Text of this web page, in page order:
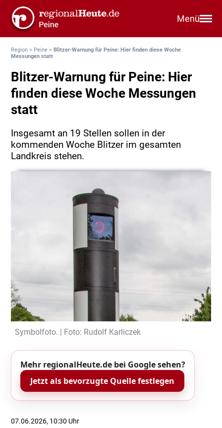
Menü
Region > Peine >Blitzer-Warnung für Peine: Hier finden diese Woche
Messungen statt
Blitzer-Warnung für Peine: Hier
finden diese Woche Messungen
statt
Insgesamt an 19 Stellen sollen in der
kommenden Woche Blitzer im gesamten
Landkreis stehen.
Symbolfoto. | Foto: Rudolf Karliczek
Mehr regionalHeute.de bei Google sehen?
Jetzt als bevorzugte Quelle festlegen
07.06.2026, 10:30 Uhr